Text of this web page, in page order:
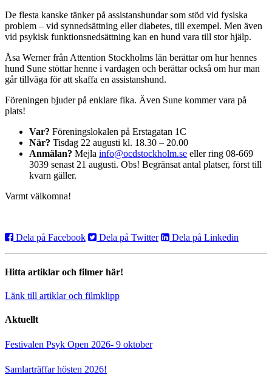
De flesta kanske tänker på assistanshundar som stöd vid fysiska
problem – vid synnedsättning eller diabetes, till exempel. Men även
vid psykisk funktionsnedsättning kan en hund vara till stor hjälp.
Åsa Werner från Attention Stockholms län berättar om hur hennes
hund Sune stöttar henne i vardagen och berättar också om hur man
går tillväga för att skaffa en assistanshund.
Föreningen bjuder på enklare fika. Även Sune kommer vara på
plats!
Var? Föreningslokalen på Erstagatan 1C
När? Tisdag 22 augusti kl. 18.30 – 20.00
Anmälan? Mejla info@ocdstockholm.se eller ring 08-669
3039 senast 21 augusti. Obs! Begränsat antal platser, först till
kvarn gäller.
Varmt välkomna!
Dela på Facebook Dela på Twitter Dela på Linkedin
Hitta artiklar och filmer här!
Länk till artiklar och filmklipp
Aktuellt
Festivalen Psyk Open 2026- 9 oktober
Samlarträffar hösten 2026!